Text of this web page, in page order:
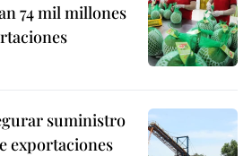
74 mil millones
suministro
exportaciones